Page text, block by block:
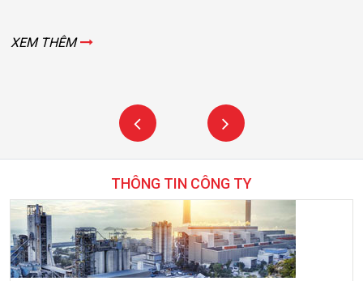
XEM THÊM
THÔNG TIN CÔNG TY